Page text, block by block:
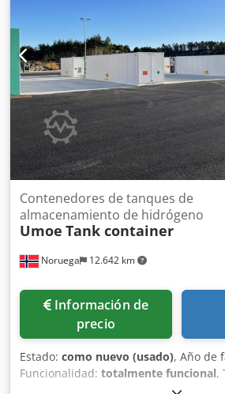
Noruega 12.642 km
Contenedores de tanques de
almacenamiento de hidrógeno
Umoe Tank container
Información de
precio
Estado: como nuevo (usado), Año de
Funcionalidad: totalmente funcional,
5 contenedores de almacenamiento